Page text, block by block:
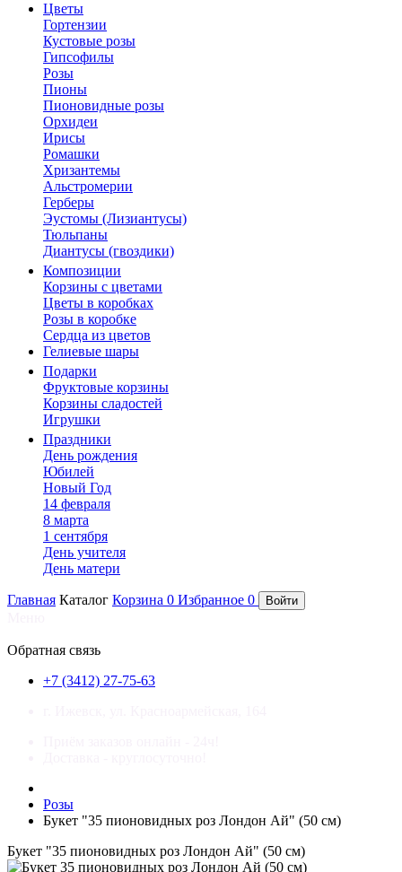
Цветы
Гортензии
Кустовые розы
Гипсофилы
Розы
Пионы
Пионовидные розы
Орхидеи
Ирисы
Ромашки
Хризантемы
Альстромерии
Герберы
Эустомы (Лизиантусы)
Тюльпаны
Диантусы (гвоздики)
Композиции
Корзины с цветами
Цветы в коробках
Розы в коробке
Сердца из цветов
Гелиевые шары
Подарки
Фруктовые корзины
Корзины сладостей
Игрушки
Праздники
День рождения
Юбилей
Новый Год
14 февраля
8 марта
1 сентября
День учителя
День матери
Главная Каталог Корзина 0 Избранное 0 Войти
Обратная связь
+7 (3412) 27-75-63
Розы
Букет "35 пионовидных роз Лондон Ай" (50 см)
Букет "35 пионовидных роз Лондон Ай" (50 см)